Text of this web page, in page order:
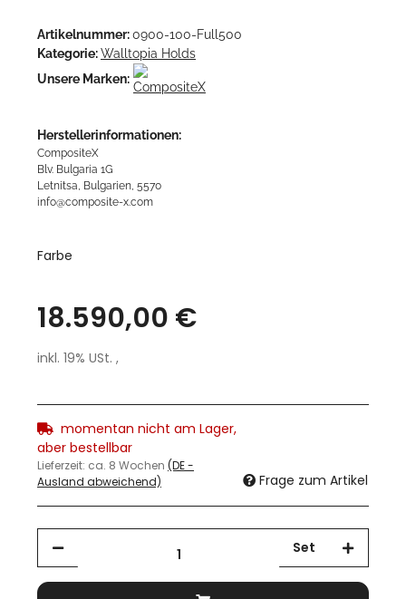
Artikelnummer:0900-100-Full500
Kategorie:Walltopia Holds
Unsere Marken:
Herstellerinformationen:
CompositeX
Blv. Bulgaria 1G
Letnitsa, Bulgarien, 5570
info@composite-x.com
Farbe
18.590,00 €
inkl. 19% USt. ,
momentan nicht am Lager,
aber bestellbar
Lieferzeit: ca. 8 Wochen (DE -
Ausland abweichend)
Frage zum Artikel
Set